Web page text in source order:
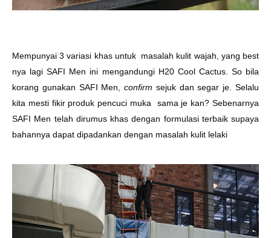
Mempunyai 3 variasi khas untuk masalah kulit wajah, yang best
nya lagi SAFI Men ini mengandungi H20 Cool Cactus. So bila
korang gunakan SAFI Men,confirm sejuk dan segar je. Selalu
kita mesti fikir produk pencuci muka sama je kan? Sebenarnya
SAFI Men telah dirumus khas dengan formulasi terbaik supaya
bahannya dapat dipadankan dengan masalah kulit lelaki